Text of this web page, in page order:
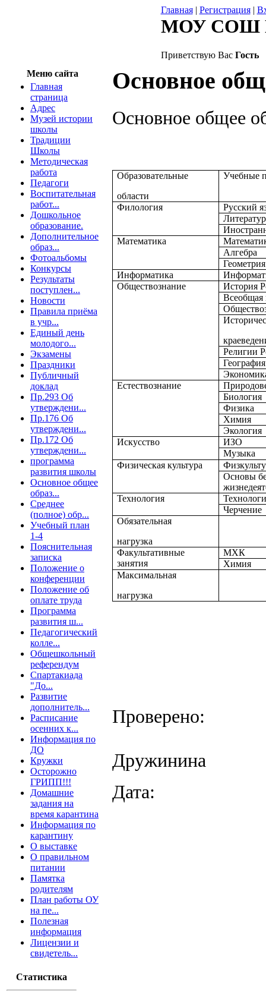
Главная| Регистрация|
МОУ СОШ
Приветствую Вас Гость
Меню сайта
Главная
страница
Адрес
Музей истории
школы
Традиции
Школы
Методическая
работа
Педагоги
Воспитательная
работ...
Дошкольное
образование.
Дополнительное
образ...
Фотоальбомы
Конкурсы
Результаты
поступлен...
Новости
Правила приёма
в учр...
Единый день
молодого...
Экзамены
Праздники
Публичный
доклад
Пр.293 Об
утверждени...
Пр.176 Об
утверждени...
Пр.172 Об
утверждени...
программа
развития школы
Основное общее
образ...
Среднее
(полное) обр...
Учебный план
1-4
Пояснительная
записка
Положение о
конференции
Положение об
оплате труда
Программа
развития ш...
Педагогический
колле...
Общешкольный
референдум
Спартакиада
"До...
Развитие
дополнитель...
Расписание
осенних к...
Информация по
ДО
Кружки
Осторожно
ГРИПП!!!
Домашние
задания на
время карантина
Информация по
карантину
О выставке
О правильном
питании
Памятка
родителям
План работы ОУ
на пе...
Полезная
информация
Лицензии и
свидетель...
Статистика
Основное
Основное общее
Образовательные
области
Учебные
Филология
Русский
Математика
Алгебра
Геометрия
Информатика
Обществознание
История
Всеобщая
Религии
География
Естествознание
Биология
Физика
Химия
Экология
Искусство
ИЗО
Музыка
Физическая культура
Основы
Технология
Черчение
Обязательная
нагрузка
Факультативные
занятия
МХК
Химия
Максимальная
нагрузка
Проверено:
Дружинина
Дата: